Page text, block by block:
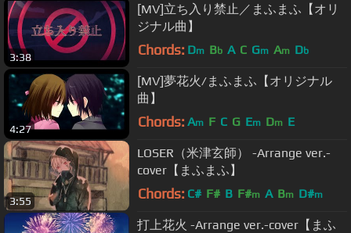
3:38
[MV]立ち入り禁止／まふまふ【オリ
ジナル曲】
Chords: Dm Bb A C Gm Am Db
4:27
[MV]夢花火/まふまふ【オリジナル
曲】
Chords: Am F C G Em Dm E
3:55
LOSER（米津玄師） -Arrange ver.-
cover【まふまふ】
Chords: C# F# B F#m A Bm D#m
打上花火 -Arrange ver.-cover【まふ